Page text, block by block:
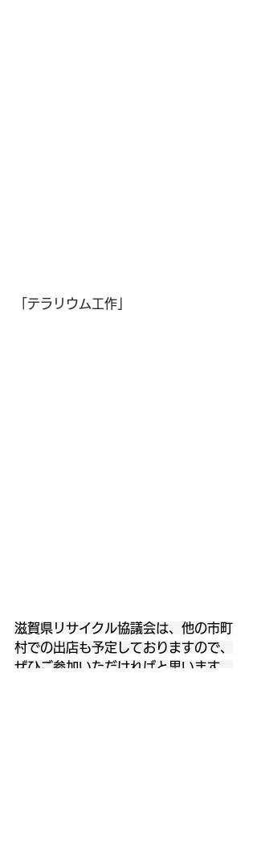
「テラリウム工作」
滋賀県リサイクル協議会は、他の市町
村での出店も予定しておりますので、
ぜひご参加いただければと思います。